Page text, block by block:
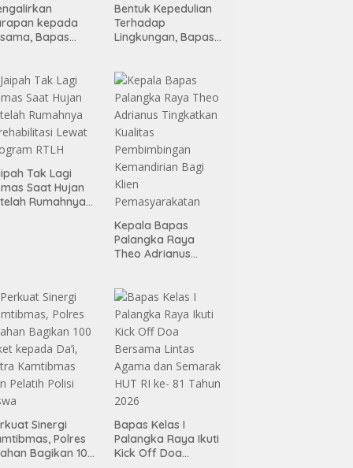
kepada
Bapas
Aksi Donor
Bentuk Kepedulian
Terhadap
Lingkungan, Bapas
Bakti di Area Publik
Jelang HUT RI ke-81
Tak Lagi
Saat Hujan
Rumahnya
Kepala Bapas
Palangka Raya
Theo Adrianus
Kemandirian Bagi
Klien
Pemasyarakatan
Sinergi
Polres
Bagikan 100
Bapas Kelas I
Palangka Raya Ikuti
Kick Off Doa